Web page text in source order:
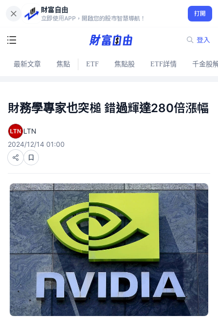
財富自由
立即使用APP，開啟您的股市智慧導航！
打開
登入
最新文章 焦點 ETF 焦點股 ETF詳情 千金股
財務學專家也突槌 錯過輝達280倍漲幅
LTN
2024/12/14 01:00